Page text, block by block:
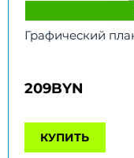
Графический
209BYN
КУПИТЬ